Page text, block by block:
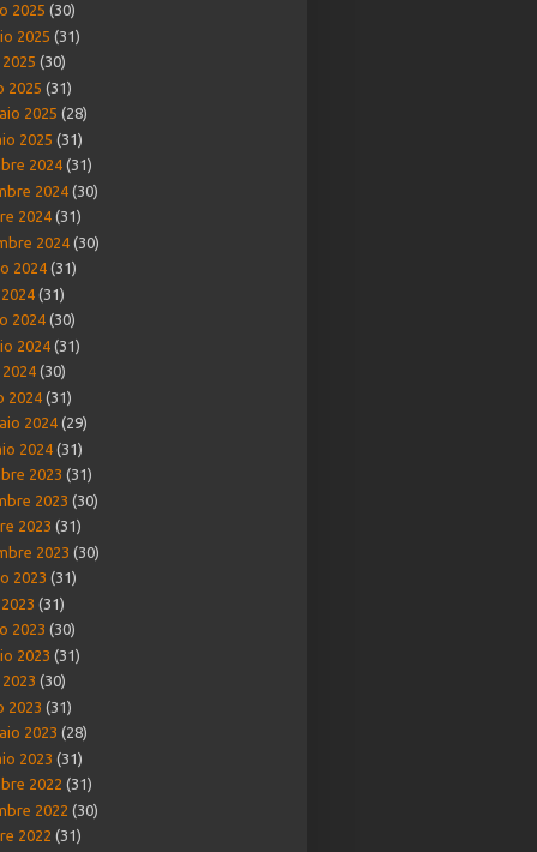
2025 (30)
2025 (31)
(30)
2025 (31)
2025 (28)
2025 (31)
2024 (31)
2024 (30)
2024 (31)
2024 (30)
2024 (31)
(31)
2024 (30)
2024 (31)
(30)
2024 (31)
2024 (29)
2024 (31)
2023 (31)
2023 (30)
2023 (31)
2023 (30)
2023 (31)
(31)
2023 (30)
2023 (31)
(30)
2023 (31)
2023 (28)
2023 (31)
2022 (31)
2022 (30)
2022 (31)